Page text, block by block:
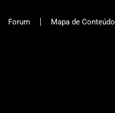
Forum Mapa de Conteúdo